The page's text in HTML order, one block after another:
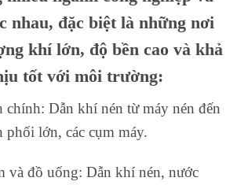
nhau, đặc biệt là những nơi
khí lớn, độ bền cao và khả
tốt với môi trường:
chính: Dẫn khí nén từ máy nén đến
phối lớn, các cụm máy.
và đồ uống: Dẫn khí nén, nước